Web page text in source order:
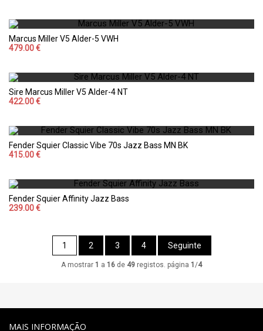
Marcus Miller V5 Alder-5 VWH
479.00 €
Sire Marcus Miller V5 Alder-4 NT
422.00 €
Fender Squier Classic Vibe 70s Jazz Bass MN BK
415.00 €
Fender Squier Affinity Jazz Bass
239.00 €
1 2 3 4 Seguinte
A mostrar 1 a 16 de 49 registos. página 1 /4
MAIS INFORMAÇÃO